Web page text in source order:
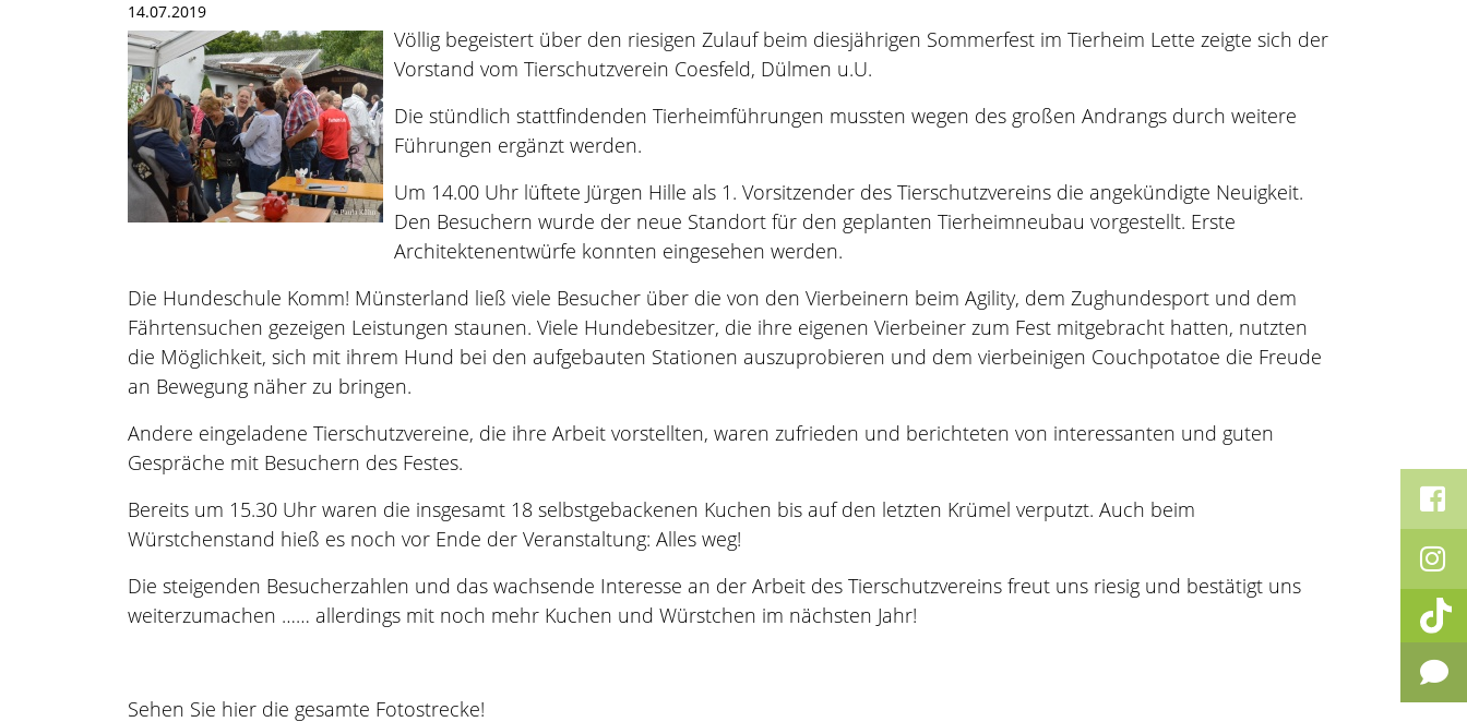
14.07.2019
Völlig begeistert über den riesigen Zulauf beim diesjährigen Sommerfest im Tierheim Lette zeigte sich der
Vorstand vom Tierschutzverein Coesfeld, Dülmen u.U.
Die stündlich stattfindenden Tierheimführungen mussten wegen des großen Andrangs durch weitere
Führungen ergänzt werden.
Um 14.00 Uhr lüftete Jürgen Hille als 1. Vorsitzender des Tierschutzvereins die angekündigte Neuigkeit.
Den Besuchern wurde der neue Standort für den geplanten Tierheimneubau vorgestellt. Erste
Architektenentwürfe konnten eingesehen werden.
Die Hundeschule Komm! Münsterland ließ viele Besucher über die von den Vierbeinern beim Agility, dem Zughundesport und dem
Fährtensuchen gezeigen Leistungen staunen. Viele Hundebesitzer, die ihre eigenen Vierbeiner zum Fest mitgebracht hatten, nutzten
die Möglichkeit, sich mit ihrem Hund bei den aufgebauten Stationen auszuprobieren und dem vierbeinigen Couchpotatoe die Freude
an Bewegung näher zu bringen.
Andere eingeladene Tierschutzvereine, die ihre Arbeit vorstellten, waren zufrieden und berichteten von interessanten und guten
Gespräche mit Besuchern des Festes.
Bereits um 15.30 Uhr waren die insgesamt 18 selbstgebackenen Kuchen bis auf den letzten Krümel verputzt. Auch beim
Würstchenstand hieß es noch vor Ende der Veranstaltung: Alles weg!
Die steigenden Besucherzahlen und das wachsende Interesse an der Arbeit des Tierschutzvereins freut uns riesig und bestätigt uns
weiterzumachen …… allerdings mit noch mehr Kuchen und Würstchen im nächsten Jahr!
Sehen Sie hier die gesamte Fotostrecke!